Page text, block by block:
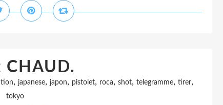
CHAUD.
, japanese, japon, pistolet, roca, shot, telegramme, tirer,
tokyo